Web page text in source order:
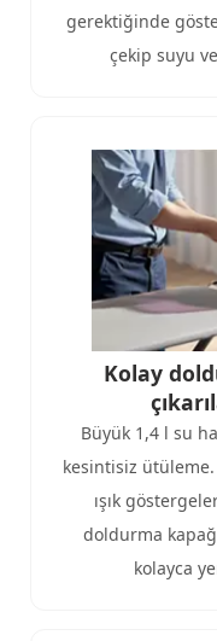
gerektiğinde
çekip suyu ve
Kolay
Büyük 1,4 l su
kesintisiz ütüleme.
ışık
doldurma
kolayca